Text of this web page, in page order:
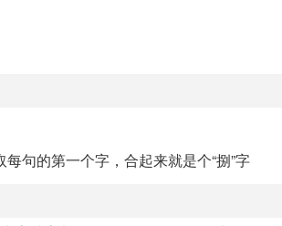
句的第一个字，合起来就是个“捌”字